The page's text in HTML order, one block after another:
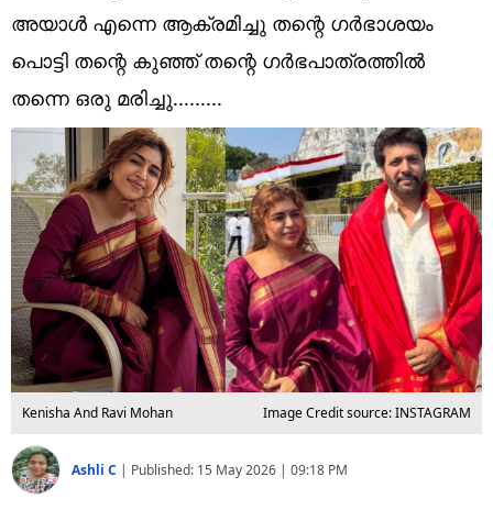
Web Story
Photo
Short Videos
അയാൾ എന്നെ ആക്രമിച്ചു തന്റെ ഗർഭാശയം
പൊട്ടി തന്റെ കുഞ്ഞ് തന്റെ ഗർഭപാത്രത്തിൽ
തന്നെ ഒരു മരിച്ചു.........
Kenisha And Ravi Mohan Image Credit source: INSTAGRAM
Ashli C | Published: 15 May 2026 | 09:18 PM